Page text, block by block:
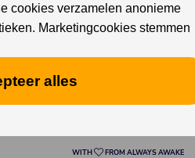
WITH FROM ALWAYS AWAKE
cookies verzamelen anonieme
Marketingcookies stemmen
alles